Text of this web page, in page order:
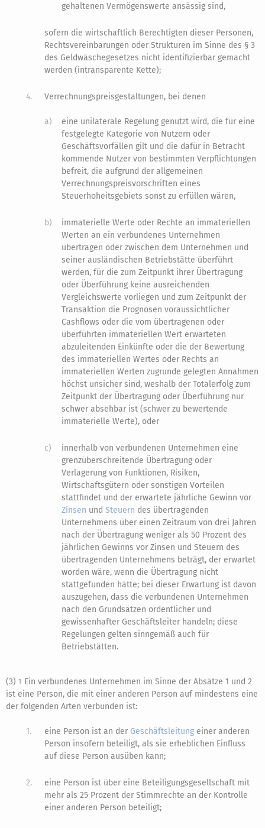
gehaltenen Vermögenswerte ansässig sind,
sofern die wirtschaftlich Berechtigten dieser Personen,
Rechtsvereinbarungen oder Strukturen im Sinne des § 3
des Geldwäschegesetzes nicht identifizierbar gemacht
werden (intransparente Kette);
4. Verrechnungspreisgestaltungen, bei denen
a)
eine unilaterale Regelung genutzt wird, die für eine
festgelegte Kategorie von Nutzern oder
Geschäftsvorfällen gilt und die dafür in Betracht
kommende Nutzer von bestimmten Verpflichtungen
befreit, die aufgrund der allgemeinen
Verrechnungspreisvorschriften eines
Steuerhoheitsgebiets sonst zu erfüllen wären,
b)
immaterielle Werte oder Rechte an immateriellen
Werten an ein verbundenes Unternehmen
übertragen oder zwischen dem Unternehmen und
seiner ausländischen Betriebstätte überführt
werden, für die zum Zeitpunkt ihrer Übertragung
oder Überführung keine ausreichenden
Vergleichswerte vorliegen und zum Zeitpunkt der
Transaktion die Prognosen voraussichtlicher
Cashflows oder die vom übertragenen oder
überführten immateriellen Wert erwarteten
abzuleitenden Einkünfte oder die der Bewertung
des immateriellen Wertes oder Rechts an
immateriellen Werten zugrunde gelegten Annahmen
höchst unsicher sind, weshalb der Totalerfolg zum
Zeitpunkt der Übertragung oder Überführung nur
schwer absehbar ist (schwer zu bewertende
immaterielle Werte), oder
c)
innerhalb von verbundenen Unternehmen eine
grenzüberschreitende Übertragung oder
Verlagerung von Funktionen, Risiken,
Wirtschaftsgütern oder sonstigen Vorteilen
stattfindet und der erwartete jährliche Gewinn vor
Zinsen undSteuern des übertragenden
Unternehmens über einen Zeitraum von drei Jahren
nach der Übertragung weniger als 50 Prozent des
jährlichen Gewinns vor Zinsen und Steuern des
übertragenden Unternehmens beträgt, der erwartet
worden wäre, wenn die Übertragung nicht
stattgefunden hätte; bei dieser Erwartung ist davon
auszugehen, dass die verbundenen Unternehmen
nach den Grundsätzen ordentlicher und
gewissenhafter Geschäftsleiter handeln; diese
Regelungen gelten sinngemäß auch für
Betriebstätten.
(3) 1
Ein verbundenes Unternehmen im Sinne der Absätze 1 und 2
ist eine Person, die mit einer anderen Person auf mindestens eine
der folgenden Arten verbunden ist:
1. eine Person ist an derGeschäftsleitung einer anderen
Person insofern beteiligt, als sie erheblichen Einfluss
auf diese Person ausüben kann;
2.
eine Person ist über eine Beteiligungsgesellschaft mit
mehr als 25 Prozent der Stimmrechte an der Kontrolle
einer anderen Person beteiligt;